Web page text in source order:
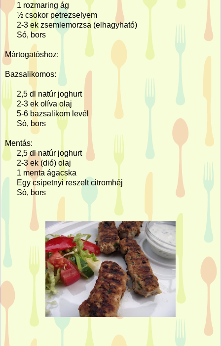
1 rozmaring ág
½ csokor petrezselyem
2-3 ek zsemlemorzsa (elhagyható)
Só, bors
Mártogatóshoz:
Bazsalikomos:
2,5 dl natúr joghurt
2-3 ek olíva olaj
5-6 bazsalikom levél
Só, bors
Mentás:
2,5 dl natúr joghurt
2-3 ek (dió) olaj
1 menta ágacska
Egy csipetnyi reszelt citromhéj
Só, bors